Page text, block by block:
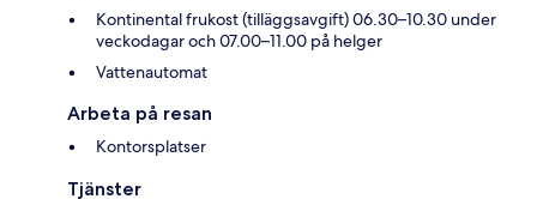
Kontinental frukost (tilläggsavgift) 06.30–10.30 under
veckodagar och 07.00–11.00 på helger
Vattenautomat
Arbeta på resan
Kontorsplatser
Tjänster